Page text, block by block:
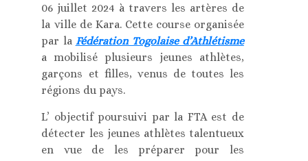
06 juillet 2024 à travers les artères de
la ville de Kara. Cette course organisée
par la Fédération Togolaise d’Athlétisme
a mobilisé plusieurs jeunes athlètes,
garçons et filles, venus de toutes les
régions du pays.
L’ objectif poursuivi par la FTA est de
détecter les jeunes athlètes talentueux
en vue de les préparer pour les